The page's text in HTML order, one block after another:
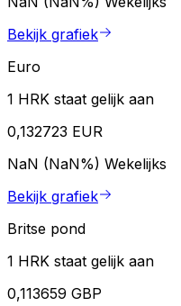
Bekijk grafiek
Euro
1 HRK staat gelijk aan
0,132723 EUR
NaN (NaN%) Wekelijks
Bekijk grafiek
Britse pond
1 HRK staat gelijk aan
0,113659 GBP